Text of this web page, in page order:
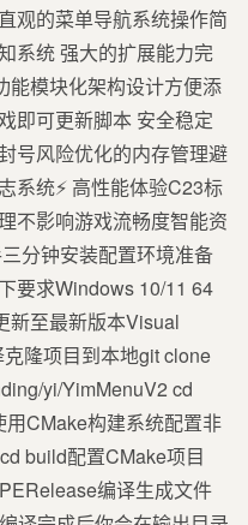
观的菜单导航系统操作简
系统 强大的扩展能力完
能模块化架构设计方便添
即可更新脚本️ 安全稳定
号风险优化的内存管理避
系统⚡ 高性能体验C23标
不影响游戏流畅度智能资
分钟安装配置环境准备
要求Windows 10/11 64
新至最新版本Visual
隆项目到本地git clone
yi/YimMenuV2 cd
CMake构建系统配置非
build配置CMake项目
编译生成文件